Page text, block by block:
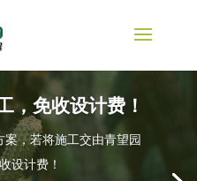
，免收设计费！
，若将施工交由青望园
设计费！